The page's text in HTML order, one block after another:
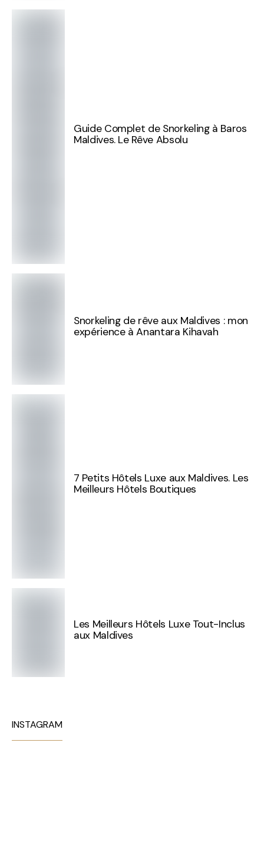
Guide Complet de Snorkeling à Baros
Maldives. Le Rêve Absolu
Snorkeling de rêve aux Maldives : mon
expérience à Anantara Kihavah
7 Petits Hôtels Luxe aux Maldives. Les
Meilleurs Hôtels Boutiques
Les Meilleurs Hôtels Luxe Tout-Inclus
aux Maldives
INSTAGRAM